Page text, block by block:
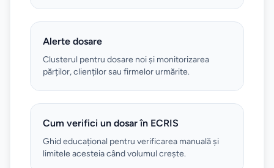
Alerte dosare
Clusterul pentru dosare noi și monitorizarea
părților, clienților sau firmelor urmărite.
Cum verifici un dosar în ECRIS
Ghid educațional pentru verificarea manuală și
limitele acesteia când volumul crește.